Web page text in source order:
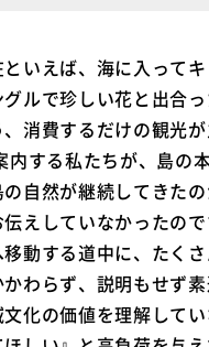
いえば、海に入って
ルで珍しい花と出合
消費するだけの観光
内する私たちが、島の
自然が継続してきた
えしていなかったの
動する道中に、たく
わらず、説明もせず
化の価値を理解して